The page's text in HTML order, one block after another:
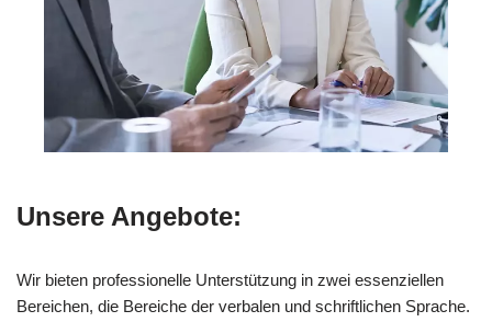
Unsere Angebote:
Wir bieten professionelle Unterstützung in zwei essenziellen
Bereichen, die Bereiche der verbalen und schriftlichen Sprache.